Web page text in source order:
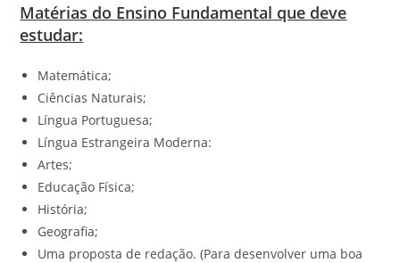
Matérias do Ensino Fundamental que deve
estudar:
Matemática;
Ciências Naturais;
Língua Portuguesa;
Língua Estrangeira Moderna:
Artes;
Educação Física;
História;
Geografia;
Uma proposta de redação. (Para desenvolver uma boa